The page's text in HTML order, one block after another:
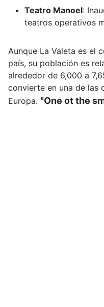
Teatro Manoel:
teatros operativos
Aunque La Valeta es el
país, su población es
alrededor de 6,000 a
convierte en una de las
Europa. "One ot the